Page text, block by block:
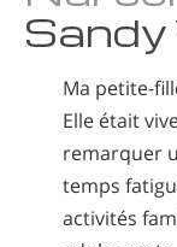
Sandy
Ma petite-
Elle était
remarquer
temps
activités